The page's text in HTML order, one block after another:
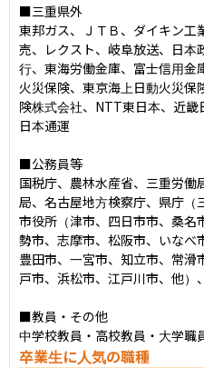
■三重県外
東邦ガス、ＪＴＢ、ダイキン工
売、レクスト、岐阜放送、日本
行、東海労働金庫、富士信用金
火災保険、東京海上日動火災保
険株式会社、NTT東日本、近畿
日本通運
■公務員等
国税庁、農林水産省、三重労
局、名古屋地方検察庁、県庁（
市役所（津市、四日市市、桑名
勢市、志摩市、松阪市、いなべ
豊田市、一宮市、知立市、常
戸市、浜松市、江戸川市、他）
■教員・その他
中学校教員・高校教員・大学職
卒業生に人気の職種